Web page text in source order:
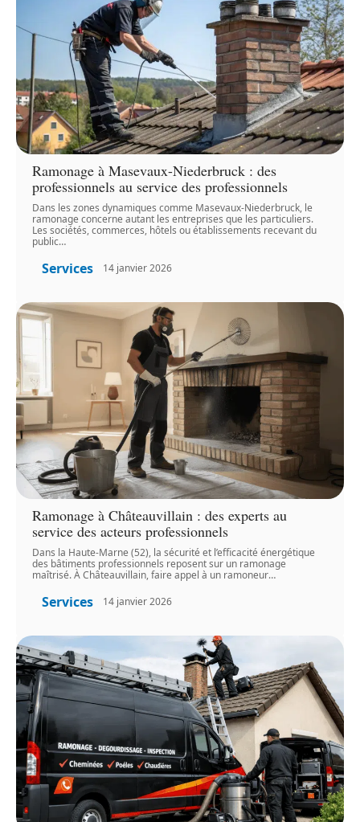
Ramonage à Masevaux-Niederbruck : des
professionnels au service des professionnels
Dans les zones dynamiques comme Masevaux-Niederbruck, le
ramonage concerne autant les entreprises que les particuliers.
Les sociétés, commerces, hôtels ou établissements recevant du
public…
Services 14 janvier 2026
Ramonage à Châteauvillain : des experts au
service des acteurs professionnels
Dans la Haute-Marne (52), la sécurité et l’efficacité énergétique
des bâtiments professionnels reposent sur un ramonage
maîtrisé. À Châteauvillain, faire appel à un ramoneur…
Services 14 janvier 2026